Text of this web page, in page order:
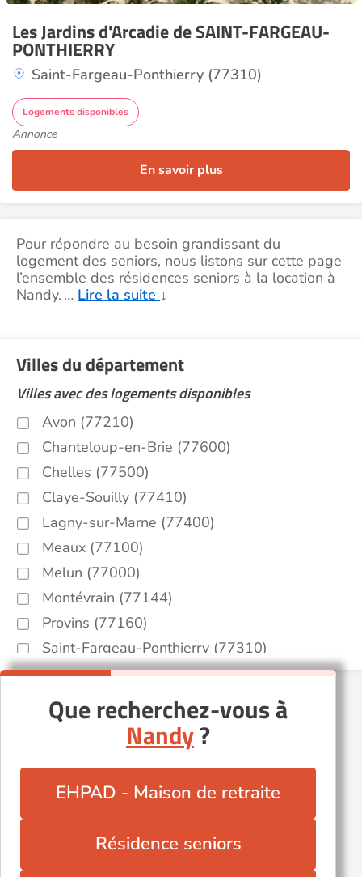
Les Jardins d'Arcadie de SAINT-FARGEAU-
PONTHIERRY
Saint-Fargeau-Ponthierry (77310)
Logements disponibles
Annonce
En savoir plus
Pour répondre au besoin grandissant du
logement des seniors, nous listons sur cette page
l’ensemble des résidences seniors à la location à
Nandy. … Lire la suite ↓
Villes du département
Villes avec des logements disponibles
Avon (77210)
Chanteloup-en-Brie (77600)
Chelles (77500)
Claye-Souilly (77410)
Lagny-sur-Marne (77400)
Meaux (77100)
Melun (77000)
Montévrain (77144)
Provins (77160)
Saint-Fargeau-Ponthierry (77310)
Serris (77700)
Émerainville (77184)
Autres villes du département
Bailly-Romainvilliers (77700)
Chessy (77700)
Combs-la-Ville (77380)
Fontainebleau (77300)
Moissy-Cramayel (77550)
Que recherchez-vous à
Nandy?
EHPAD - Maison de retraite
Résidence seniors